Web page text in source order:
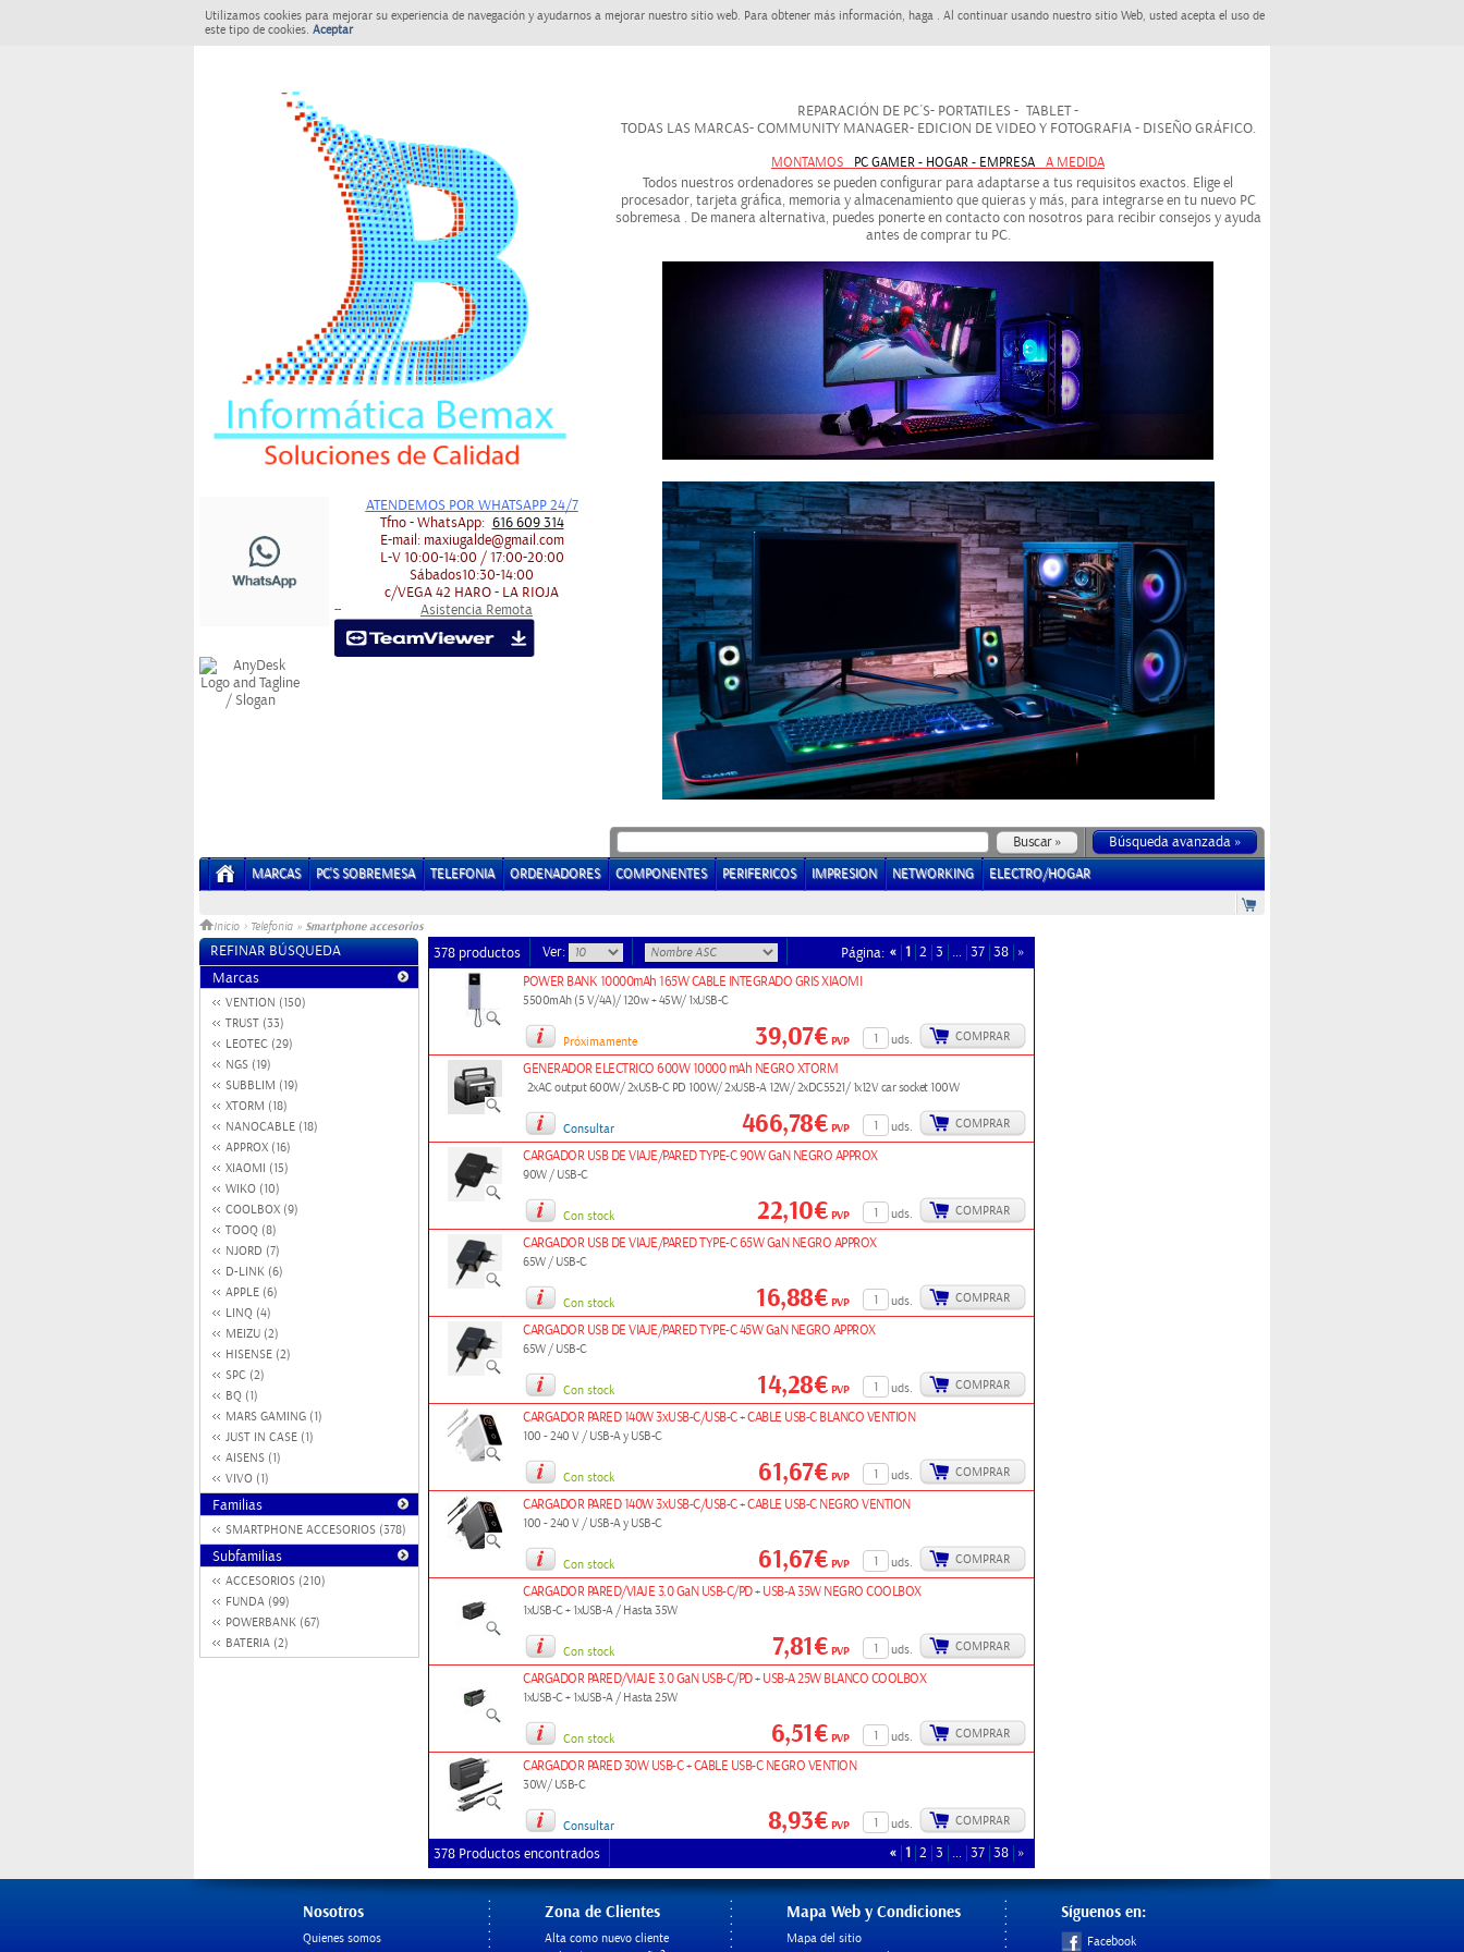
Utilizamos cookies para mejorar su experiencia de navegación y ayudarnos a mejorar nuestro sitio web. Para obtener más información, haga . Al continuar usando nuestro sitio Web, usted acepta el uso de
este tipo de cookies. Aceptar
ATENDEMOS POR WHATSAPP 24/7
Tfno - WhatsApp: 616 609 314
E-mail:maxiugalde@gmail.com
L-V10:00-14:00 / 17:00-20:00
Sábados10:30-14:00
c/VEGA 42 HARO - LA RIOJA
-- Asistencia Remota
REPARACIÓN DE PC´S- PORTATILES - TABLET -
TODAS LAS MARCAS- COMMUNITY MANAGER- EDICION DE VIDEO Y FOTOGRAFIA - DISEÑO GRÁFICO.
MONTAMOS PC GAMER - HOGAR - EMPRESA A MEDIDA
Todos nuestros ordenadores se pueden configurar para adaptarse a tus requisitos exactos. Elige el
procesador, tarjeta gráfica, memoria y almacenamiento que quieras y más, para integrarse en tu nuevo PC
sobremesa . De manera alternativa, puedes ponerte en contacto con nosotros para recibir consejos y ayuda
antes de comprar tu PC.
Búsqueda avanzada »
MARCAS PC'S SOBREMESA TELEFONIA ORDENADORES COMPONENTES PERIFERICOS IMPRESION NETWORKING ELECTRO/HOGAR
Inicio > Telefonia » Smartphone accesorios
REFINAR BÚSQUEDA
Marcas
VENTION (150)
TRUST (33)
LEOTEC (29)
NGS (19)
SUBBLIM (19)
XTORM (18)
NANOCABLE (18)
APPROX (16)
XIAOMI (15)
WIKO (10)
COOLBOX (9)
TOOQ (8)
NJORD (7)
D-LINK (6)
APPLE (6)
LINQ (4)
MEIZU (2)
HISENSE (2)
SPC (2)
BQ (1)
MARS GAMING (1)
JUST IN CASE (1)
AISENS (1)
VIVO (1)
Familias
SMARTPHONE ACCESORIOS (378)
Subfamilias
ACCESORIOS (210)
FUNDA (99)
POWERBANK (67)
BATERIA (2)
378 productos Ver: Página: « 1 2 3 … 37 38 »
POWER BANK 10000mAh 165W CABLE INTEGRADO GRIS XIAOMI
5500mAh (5 V/4A)/ 120w + 45W/ 1xUSB-C
Próximamente uds. COMPRAR
39,07€PVP
GENERADOR ELECTRICO 600W 10000 mAh NEGRO XTORM
2xAC output 600W/ 2xUSB-C PD 100W/ 2xUSB-A 12W/ 2xDC5521/ 1x12V car socket 100W
Consultar uds. COMPRAR
466,78€PVP
CARGADOR USB DE VIAJE/PARED TYPE-C 90W GaN NEGRO APPROX
90W / USB-C
Con stock uds. COMPRAR
22,10€PVP
CARGADOR USB DE VIAJE/PARED TYPE-C 65W GaN NEGRO APPROX
65W / USB-C
Con stock uds. COMPRAR
16,88€PVP
CARGADOR USB DE VIAJE/PARED TYPE-C 45W GaN NEGRO APPROX
65W / USB-C
Con stock uds. COMPRAR
14,28€PVP
CARGADOR PARED 140W 3xUSB-C/USB-C + CABLE USB-C BLANCO VENTION
100 - 240 V / USB-A y USB-C
Con stock uds. COMPRAR
61,67€PVP
CARGADOR PARED 140W 3xUSB-C/USB-C + CABLE USB-C NEGRO VENTION
100 - 240 V / USB-A y USB-C
Con stock uds. COMPRAR
61,67€PVP
CARGADOR PARED/VIAJE 3.0 GaN USB-C/PD + USB-A 35W NEGRO COOLBOX
1xUSB-C + 1xUSB-A / Hasta 35W
Con stock uds. COMPRAR
7,81€PVP
CARGADOR PARED/VIAJE 3.0 GaN USB-C/PD + USB-A 25W BLANCO COOLBOX
1xUSB-C + 1xUSB-A / Hasta 25W
Con stock uds. COMPRAR
6,51€PVP
CARGADOR PARED 30W USB-C + CABLE USB-C NEGRO VENTION
30W/ USB-C
Consultar uds. COMPRAR
8,93€PVP
378 Productos encontrados « 1 2 3 … 37 38 »
Nosotros
Quienes somos
Zona de Clientes
Alta como nuevo cliente
Mapa Web y Condiciones
Mapa del sitio
Síguenos en:
Facebook